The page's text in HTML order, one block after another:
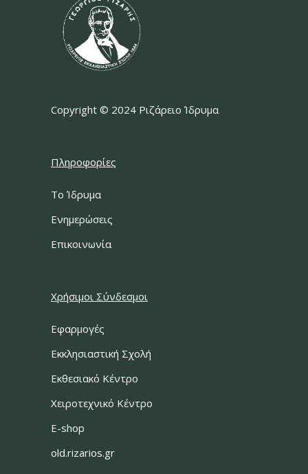
Copyright © 2024 Ριζάρειο Ίδρυμα
Πληροφορίες
Το Ίδρυμα
Ενημερώσεις
Επικοινωνία
Χρήσιμοι Σύνδεσμοι
Εφαρμογές
Εκκλησιαστική Σχολή
Εκθεσιακό Κέντρο
Χειροτεχνικό Κέντρο
E-shop
old.rizarios.gr